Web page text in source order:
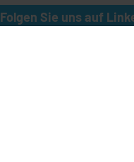
Folgen Sie uns auf